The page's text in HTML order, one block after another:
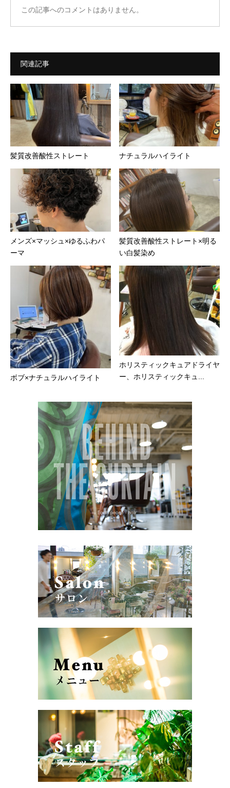
この記事へのコメントはありません。
関連記事
髪質改善酸性ストレート ナチュラルハイライト
メンズ×マッシュ×ゆるふわパ
ーマ
髪質改善酸性ストレート×明る
い白髪染め
ボブ×ナチュラルハイライト
ホリスティックキュアドライヤ
ー、ホリスティックキュ...